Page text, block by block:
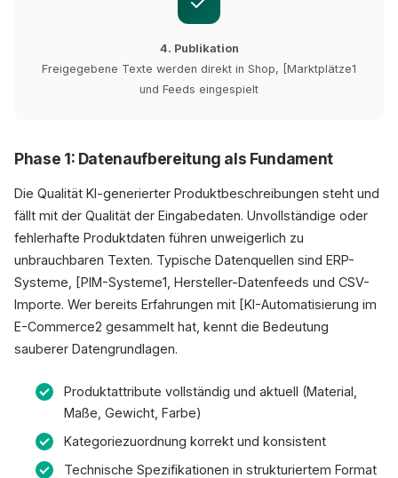
4. Publikation
Freigegebene Texte werden direkt in Shop, [Marktplätze1
und Feeds eingespielt
Phase 1: Datenaufbereitung als Fundament
Die Qualität KI-generierter Produktbeschreibungen steht und
fällt mit der Qualität der Eingabedaten. Unvollständige oder
fehlerhafte Produktdaten führen unweigerlich zu
unbrauchbaren Texten. Typische Datenquellen sind ERP-
Systeme, [PIM-Systeme1, Hersteller-Datenfeeds und CSV-
Importe. Wer bereits Erfahrungen mit [KI-Automatisierung im
E-Commerce2 gesammelt hat, kennt die Bedeutung
sauberer Datengrundlagen.
Produktattribute vollständig und aktuell (Material,
Maße, Gewicht, Farbe)
Kategoriezuordnung korrekt und konsistent
Technische Spezifikationen in strukturiertem Format